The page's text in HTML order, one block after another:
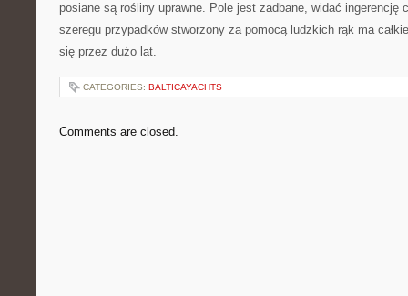
posiane są rośliny uprawne. Pole jest zadbane, widać ingerencję
szeregu przypadków stworzony za pomocą ludzkich rąk ma
się przez dużo lat.
CATEGORIES: BALTICAYACHTS
Comments are closed.